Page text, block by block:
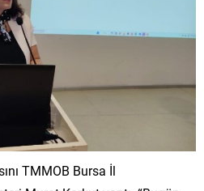
TMMOB Bursa İl